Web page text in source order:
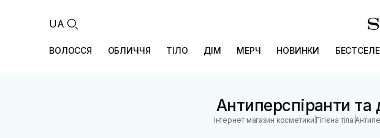
UA
ВОЛОССЯ ОБЛИЧЧЯ ТІЛО ДІМ МЕРЧ НОВИНКИ
Антиперспіранти та
Інтернет магазин косметики |Гігієна тіла |